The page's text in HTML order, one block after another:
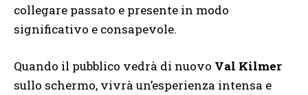
collegare passato e presente in modo
significativo e consapevole.
Quando il pubblico vedrà di nuovo Val Kilmer
sullo schermo, vivrà un’esperienza intensa e